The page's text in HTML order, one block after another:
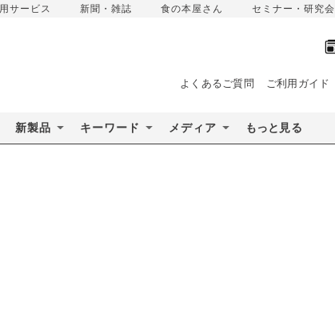
サービス 新聞・雑誌 食の本屋さん セミナー・研究会
よくあるご質問 ご利用ガイド
新製品 キーワード メディア もっと見る